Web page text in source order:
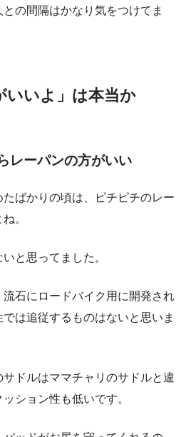
の間隔はかなり気をつけてま
いいよ」は本当か
レーパンの方がいい
ばかりの頃は、ピチピチのレー
。
と思ってました。
石にロードバイク用に開発され
は追従するものはないと思いま
ドルはママチャリのサドルと違
ション性も低いです。